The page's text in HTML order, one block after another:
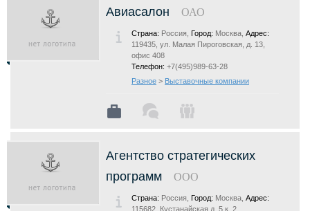
Авиасалон ОАО
Страна: Россия, Город: Москва, Адрес:
119435, ул. Малая Пироговская, д. 13,
офис 408
Телефон: +7(495)989-63-28
Разное > Выставочные компании
Агентство стратегических
программ
ООО
Страна: Россия, Город: Москва, Адрес:
115682, Кустанайская д. 5 к. 2